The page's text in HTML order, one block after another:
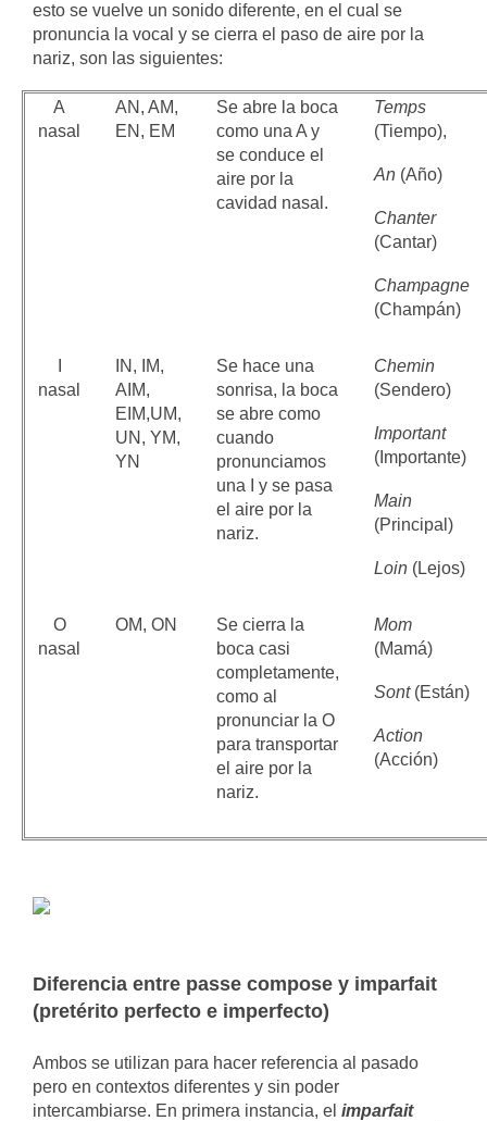
esto se vuelve un sonido diferente, en el cual se
pronuncia la vocal y se cierra el paso de aire por la
nariz, son las siguientes:
A
nasal
AN, AM,
EN, EM
Se abre la boca
como una A y
se conduce el
aire por la
cavidad nasal.
Temps
(Tiempo),
An (Año)
Chanter
(Cantar)
Champagne
(Champán)
nasal
IN, IM,
AIM,
EIM,UM,
UN, YM,
YN
Se hace una
sonrisa, la boca
se abre como
cuando
pronunciamos
una I y se pasa
el aire por la
nariz.
Chemin
(Sendero)
Important
(Importante)
Main
(Principal)
Loin (Lejos)
O
nasal
OM, ON
Se cierra la
boca casi
completamente,
como al
pronunciar la O
para transportar
el aire por la
nariz.
Mom
(Mamá)
Sont(Están)
Action
(Acción)
Diferencia entre passe compose y imparfait
(pretérito perfecto e imperfecto)
Ambos se utilizan para hacer referencia al pasado
pero en contextos diferentes y sin poder
intercambiarse. En primera instancia, el imparfait